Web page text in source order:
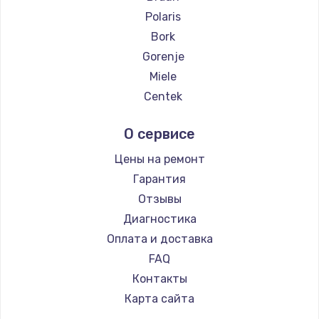
Замена температурного датчика
2500 руб.
Заказать
Замена электроконфорки
Заказать
Техобслуживание
900 руб.
Заказать
Установка / подключение / демонтаж
1300 руб.
Заказать
Polaris
Bork
Gorenje
Miele
Centek
Hotpoint Ariston
DELTA
Silter
Chayka
Beko
Vivitek
RED solution
О сервисе
Цены на ремонт
Гарантия
Отзывы
Диагностика
Оплата и доставка
FAQ
Контакты
Карта сайта